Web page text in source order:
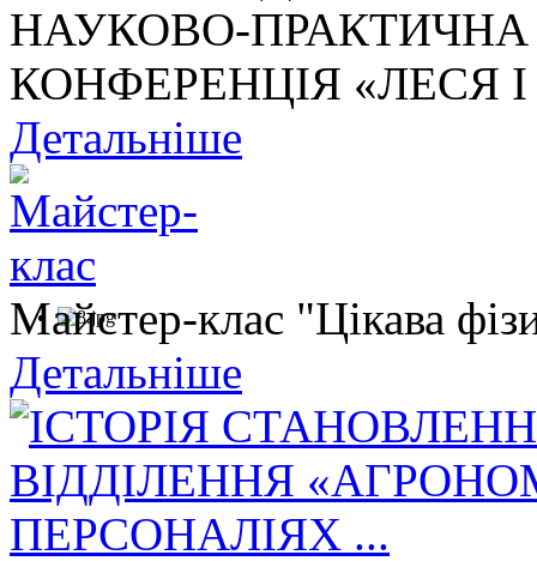
НАУКОВО-
КОНФЕРЕНЦІЯ «ЛЕСЯ І
Детальніше
Майстер-клас "Цікава
Детальніше